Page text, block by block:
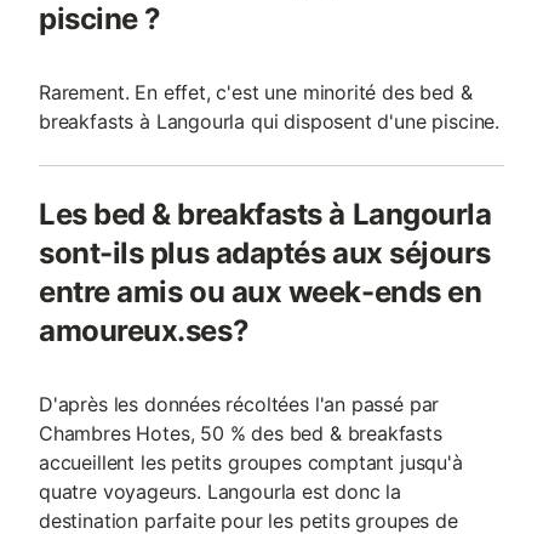
piscine ?
Rarement. En effet, c'est une minorité des bed &
breakfasts à Langourla qui disposent d'une piscine.
Les bed & breakfasts à Langourla
sont-ils plus adaptés aux séjours
entre amis ou aux week-ends en
amoureux.ses?
D'après les données récoltées l'an passé par
Chambres Hotes, 50 % des bed & breakfasts
accueillent les petits groupes comptant jusqu'à
quatre voyageurs. Langourla est donc la
destination parfaite pour les petits groupes de